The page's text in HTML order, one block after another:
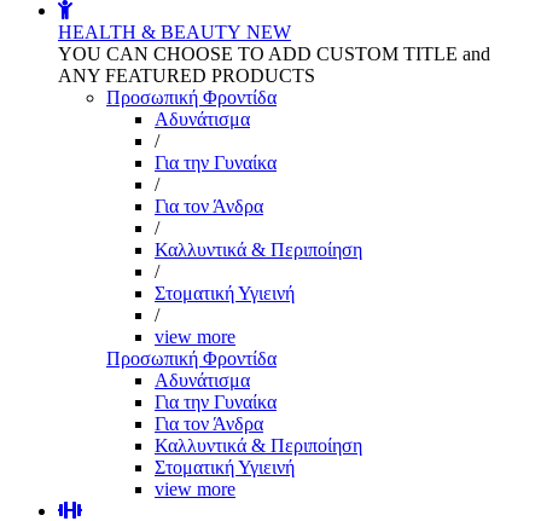
HEALTH & BEAUTY NEW
YOU CAN CHOOSE TO ADD CUSTOM TITLE and
ANY FEATURED PRODUCTS
Προσωπική Φροντίδα
Αδυνάτισμα
/
Για την Γυναίκα
/
Για τον Άνδρα
/
Καλλυντικά & Περιποίηση
/
Στοματική Υγιεινή
/
view more
Προσωπική Φροντίδα
Αδυνάτισμα
Για την Γυναίκα
Για τον Άνδρα
Καλλυντικά & Περιποίηση
Στοματική Υγιεινή
view more